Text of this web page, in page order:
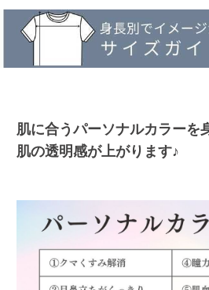
肌に合うパーソナルカラーを
肌の透明感が上がります♪